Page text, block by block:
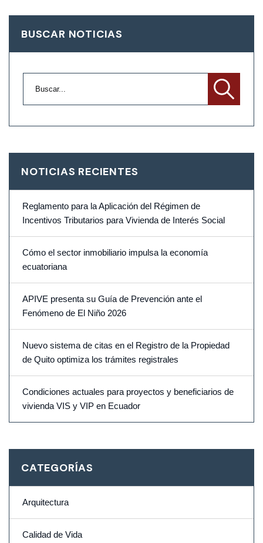
BUSCAR NOTICIAS
NOTICIAS RECIENTES
Reglamento para la Aplicación del Régimen de
Incentivos Tributarios para Vivienda de Interés Social
Cómo el sector inmobiliario impulsa la economía
ecuatoriana
APIVE presenta su Guía de Prevención ante el
Fenómeno de El Niño 2026
Nuevo sistema de citas en el Registro de la Propiedad
de Quito optimiza los trámites registrales
Condiciones actuales para proyectos y beneficiarios de
vivienda VIS y VIP en Ecuador
CATEGORÍAS
Arquitectura
Calidad de Vida